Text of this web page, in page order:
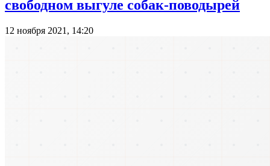
свободном выгуле собак-поводырей
12 ноября 2021, 14:20